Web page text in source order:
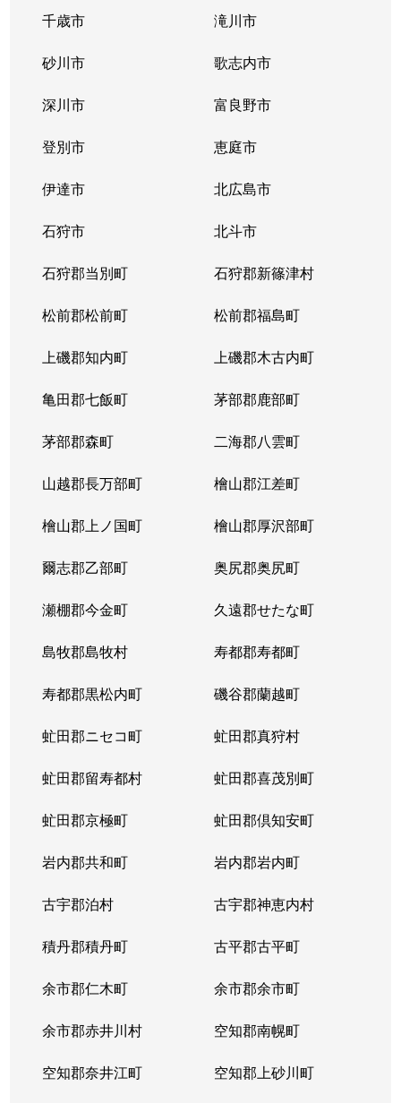
千歳市 滝川市
砂川市 歌志内市
深川市 富良野市
登別市 恵庭市
伊達市 北広島市
石狩市 北斗市
石狩郡当別町 石狩郡新篠津村
松前郡松前町 松前郡福島町
上磯郡知内町 上磯郡木古内町
亀田郡七飯町 茅部郡鹿部町
茅部郡森町 二海郡八雲町
山越郡長万部町 檜山郡江差町
檜山郡上ノ国町 檜山郡厚沢部町
爾志郡乙部町 奥尻郡奥尻町
瀬棚郡今金町 久遠郡せたな町
島牧郡島牧村 寿都郡寿都町
寿都郡黒松内町 磯谷郡蘭越町
虻田郡ニセコ町 虻田郡真狩村
虻田郡留寿都村 虻田郡喜茂別町
虻田郡京極町 虻田郡倶知安町
岩内郡共和町 岩内郡岩内町
古宇郡泊村 古宇郡神恵内村
積丹郡積丹町 古平郡古平町
余市郡仁木町 余市郡余市町
余市郡赤井川村 空知郡南幌町
空知郡奈井江町 空知郡上砂川町